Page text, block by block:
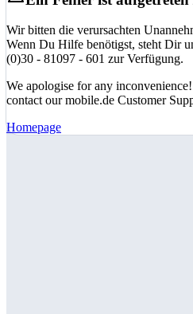
Wir bitten die verursachten
Wenn Du Hilfe benötigst, steht Dir
(0)30 - 81097 - 601 zur Verfügung.
We apologise for any
contact our mobile.de Customer
Homepage